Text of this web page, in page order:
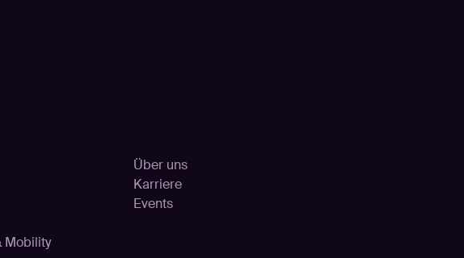
Mobility
Über uns
Karriere
Events